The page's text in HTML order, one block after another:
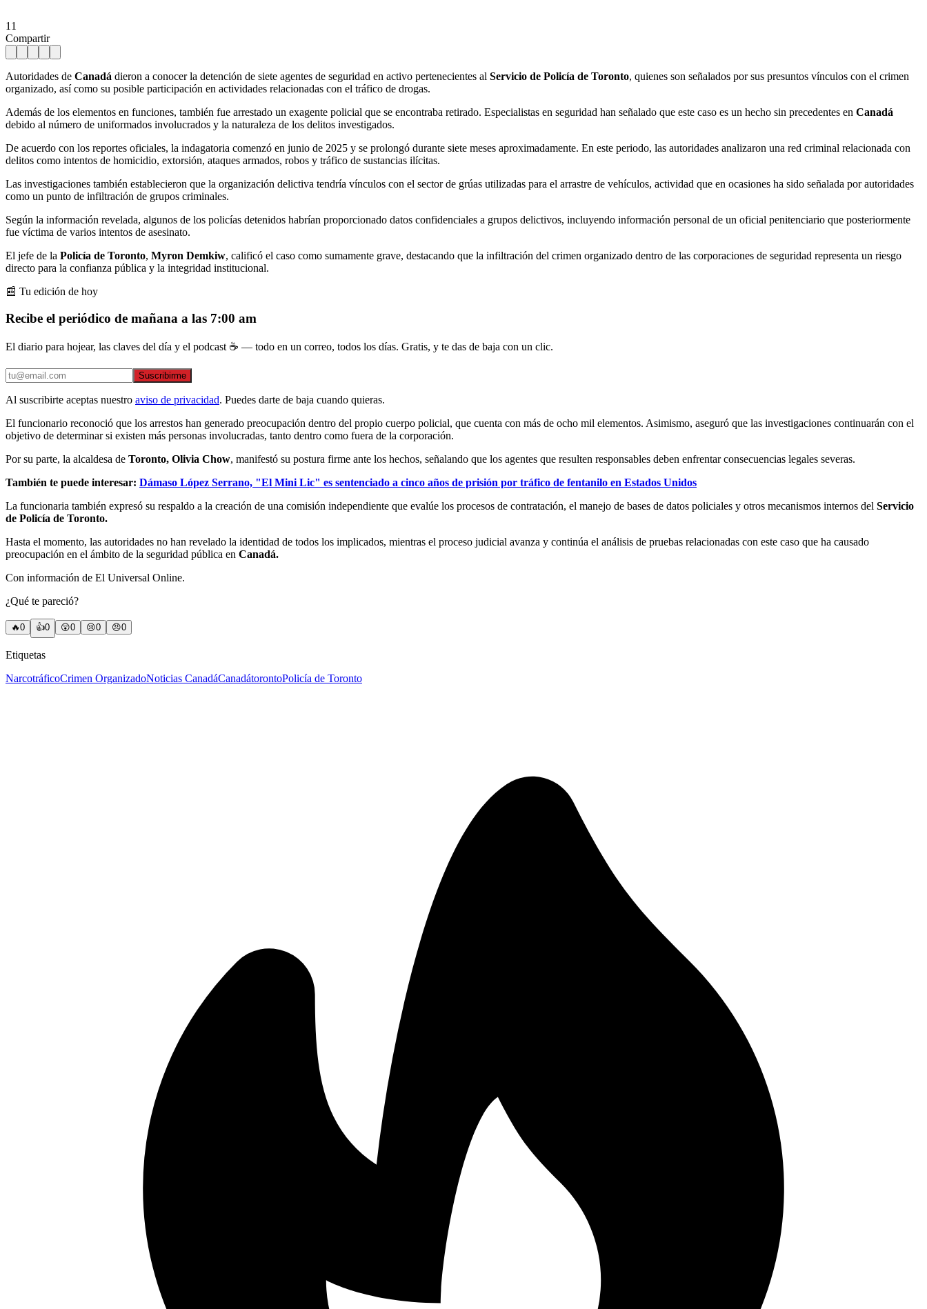
11
Compartir
Autoridades de Canadá dieron a conocer la detención de siete agentes de seguridad en activo pertenecientes al Servicio de Policía de Toronto, quienes son señalados por sus presuntos vínculos con el crimen
organizado, así como su posible participación en actividades relacionadas con el tráfico de drogas.
Además de los elementos en funciones, también fue arrestado un exagente policial que se encontraba retirado. Especialistas en seguridad han señalado que este caso es un hecho sin precedentes en Canadá
debido al número de uniformados involucrados y la naturaleza de los delitos investigados.
De acuerdo con los reportes oficiales, la indagatoria comenzó en junio de 2025 y se prolongó durante siete meses aproximadamente. En este periodo, las autoridades analizaron una red criminal relacionada con
delitos como intentos de homicidio, extorsión, ataques armados, robos y tráfico de sustancias ilícitas.
Las investigaciones también establecieron que la organización delictiva tendría vínculos con el sector de grúas utilizadas para el arrastre de vehículos, actividad que en ocasiones ha sido señalada por autoridades
como un punto de infiltración de grupos criminales.
Según la información revelada, algunos de los policías detenidos habrían proporcionado datos confidenciales a grupos delictivos, incluyendo información personal de un oficial penitenciario que posteriormente
fue víctima de varios intentos de asesinato.
El jefe de la Policía de Toronto, Myron Demkiw, calificó el caso como sumamente grave, destacando que la infiltración del crimen organizado dentro de las corporaciones de seguridad representa un riesgo
directo para la confianza pública y la integridad institucional.
📰 Tu edición de hoy
Recibe el periódico de mañana a las 7:00 am
El diario para hojear, las claves del día y el podcast ☕ — todo en un correo, todos los días. Gratis, y te das de baja con un clic.
Suscribirme
Al suscribirte aceptas nuestro aviso de privacidad. Puedes darte de baja cuando quieras.
El funcionario reconoció que los arrestos han generado preocupación dentro del propio cuerpo policial, que cuenta con más de ocho mil elementos. Asimismo, aseguró que las investigaciones continuarán con el
objetivo de determinar si existen más personas involucradas, tanto dentro como fuera de la corporación.
Por su parte, la alcaldesa de Toronto, Olivia Chow, manifestó su postura firme ante los hechos, señalando que los agentes que resulten responsables deben enfrentar consecuencias legales severas.
También te puede interesar: Dámaso López Serrano, "El Mini Lic" es sentenciado a cinco años de prisión por tráfico de fentanilo en Estados Unidos
La funcionaria también expresó su respaldo a la creación de una comisión independiente que evalúe los procesos de contratación, el manejo de bases de datos policiales y otros mecanismos internos del Servicio
de Policía de Toronto.
Hasta el momento, las autoridades no han revelado la identidad de todos los implicados, mientras el proceso judicial avanza y continúa el análisis de pruebas relacionadas con este caso que ha causado
preocupación en el ámbito de la seguridad pública en Canadá.
Con información de El Universal Online.
¿Qué te pareció?
🔥0 👍0 😲0 😢0 😠0
Etiquetas
NarcotráficoCrimen OrganizadoNoticias CanadáCanadátorontoPolicía de Toronto